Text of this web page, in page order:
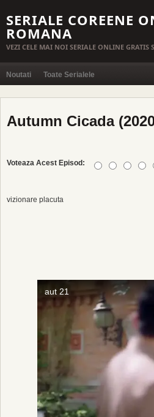
SERIALE COREENE
ROMANA
VEZI CELE MAI NOI SERIALE ONLINE GRATIS
Noutati Toate Serialele
Autumn Cicada
Voteaza Acest Episod:
vizionare placuta